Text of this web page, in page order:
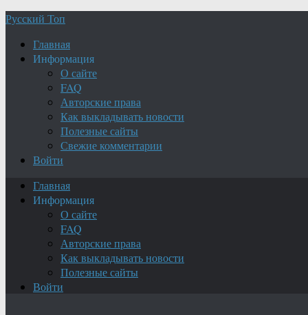
Русский Топ
Главная
Информация
О сайте
FAQ
Авторские права
Как выкладывать новости
Полезные сайты
Свежие комментарии
Войти
Главная
Информация
О сайте
FAQ
Авторские права
Как выкладывать новости
Полезные сайты
Войти